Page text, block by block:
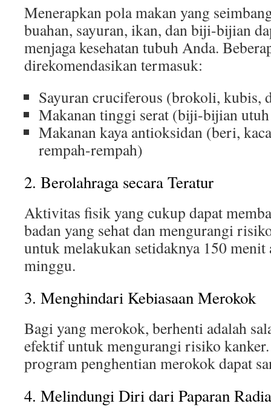
Menerapkan pola makan yang
buahan, sayuran, ikan, dan biji-bijian
menjaga kesehatan tubuh Anda.
direkomendasikan termasuk:
Sayuran cruciferous (brokoli, kubis,
Makanan tinggi serat (biji-bijian utuh
Makanan kaya antioksidan (beri,
rempah-rempah)
2. Berolahraga secara Teratur
Aktivitas fisik yang cukup dapat
badan yang sehat dan mengurangi
untuk melakukan setidaknya 150
minggu.
3. Menghindari Kebiasaan Merokok
Bagi yang merokok, berhenti adalah
efektif untuk mengurangi risiko
program penghentian merokok dapat
4. Melindungi Diri dari Paparan